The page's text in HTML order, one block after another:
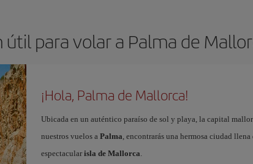
para volar a Palma de
¡Hola, Palma de Mallorca!
Ubicada en un auténtico paraíso de sol y playa, la capital
nuestros vuelos a Palma, encontrarás una hermosa ciudad
espectacular isla de Mallorca.